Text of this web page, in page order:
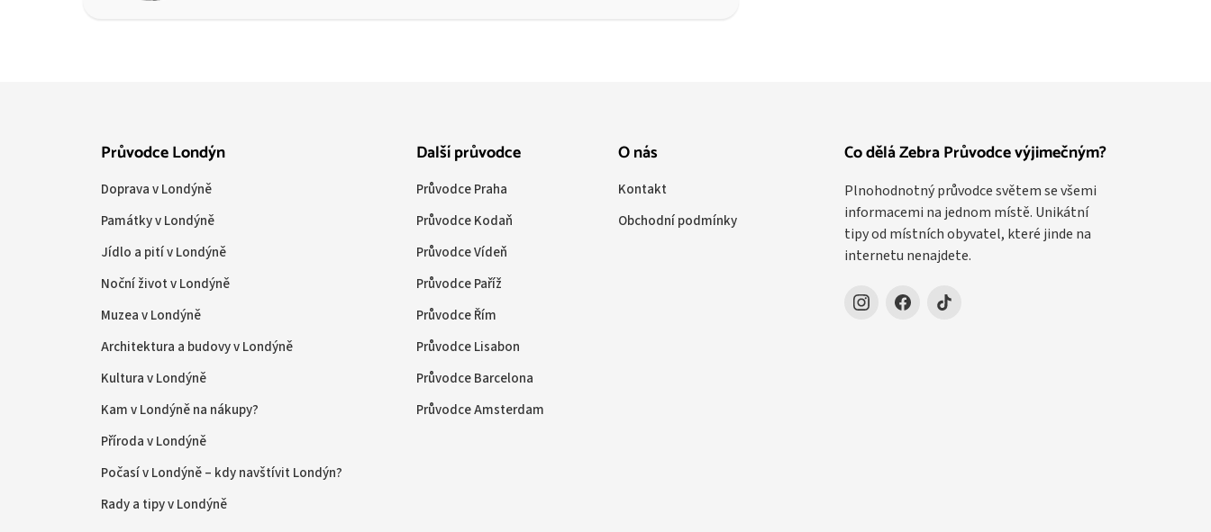
Co dělá Zebra Průvodce výjimečným?
Plnohodnotný průvodce světem se všemi
informacemi na jednom místě. Unikátní
tipy od místních obyvatel, které jinde na
internetu nenajdete.
Průvodce Londýn
Doprava v Londýně
Památky v Londýně
Jídlo a pití v Londýně
Noční život v Londýně
Muzea v Londýně
Architektura a budovy v Londýně
Kultura v Londýně
Kam v Londýně na nákupy?
Příroda v Londýně
Počasí v Londýně – kdy navštívit Londýn?
Rady a tipy v Londýně
Další průvodce
Průvodce Praha
Průvodce Kodaň
Průvodce Vídeň
Průvodce Paříž
Průvodce Řím
Průvodce Lisabon
Průvodce Barcelona
Průvodce Amsterdam
O nás
Kontakt
Obchodní podmínky